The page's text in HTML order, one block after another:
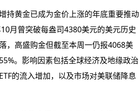
持黄金已成为金价上涨的年底重要推动
月曾突破每盎司4380美元的美元历史
，高盛购金但截至本周一仍报4068美
。影响因素包括全球经济及地缘政治
的流入增加，以及市场对美联储降息